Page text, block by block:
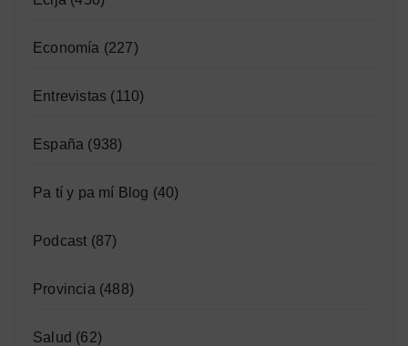
Economía (227)
Entrevistas (110)
España (938)
Pa tí y pa mí Blog (40)
Podcast (87)
Provincia (488)
Salud (62)